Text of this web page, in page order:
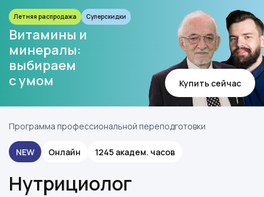
Витамины и
минералы:
выбираем
с умом
Летняя распродажа Суперскидки
Купить сейчас
Программа профессиональной переподготовки
NEW Онлайн 1245 академ. часов
Нутрициолог